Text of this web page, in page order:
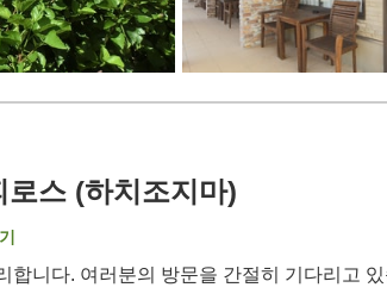
스 (하치조지마)
합니다. 여러분의 방문을 간절히 기다리고